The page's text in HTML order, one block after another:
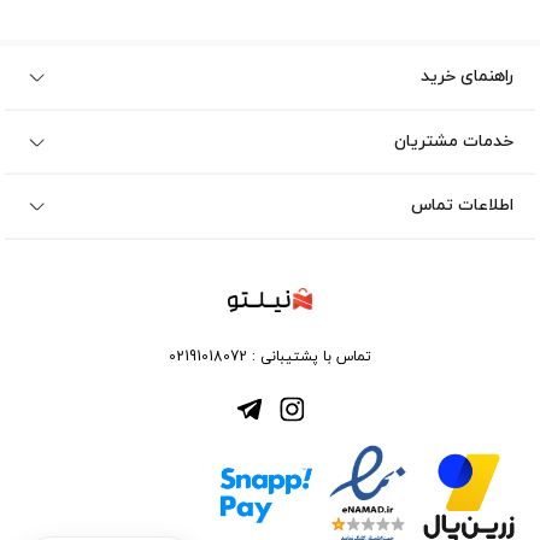
راهنمای خرید
خدمات مشتریان
اطلاعات تماس
تماس با پشتیبانی : 02191018072